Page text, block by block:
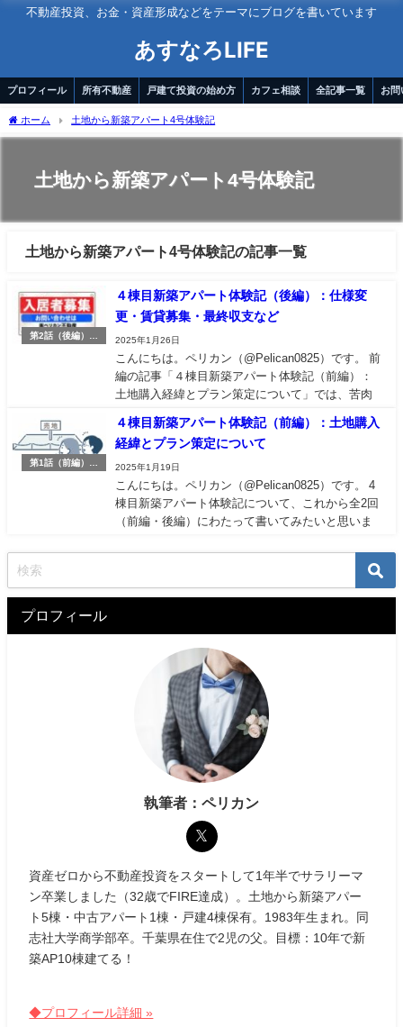
不動産投資、お金・資産形成などをテーマにブログを書いています
あすなろLIFE
プロフィール 所有不動産 戸建て投資の始め方 カフェ相談 全記事一覧 お
ホーム 土地から新築アパート4号体験記
土地から新築アパート4号体験記
土地から新築アパート4号体験記の記事一覧
第2話（後編）：
４棟目新築アパート体験記（後編）：仕様変
更・賃貸募集・最終収支など
2025年1月26日
こんにちは。ペリカン（@Pelican0825）です。 前
編の記事「４棟目新築アパート体験記（前編）：
土地購入経緯とプラン策定について」では、苦肉
たお話でした。 そうやって間取りをコンパクトに
したおかげで、駐車スペースを各世帯２台分を確
保できたことは最大のメリットです。 ...
第1話（前編）：
４棟目新築アパート体験記（前編）：土地購入
経緯とプラン策定について
2025年1月19日
こんにちは。ペリカン（@Pelican0825）です。 4
棟目新築アパート体験記について、これから全2回
（前編・後編）にわたって書いてみたいと思いま
面で新しい試みを行いました。またエクステリア
も分離発注するなど、私にできる取り組みをガン
プロフィール
執筆者：ペリカン
資産ゼロから不動産投資をスタートして1年半でサラリーマ
ン卒業しました（32歳でFIRE達成）。土地から新築アパー
ト5棟・中古アパート1棟・戸建4棟保有。1983年生まれ。同
志社大学商学部卒。千葉県在住で2児の父。目標：10年で新
築AP10棟建てる！
◆プロフィール詳細 »